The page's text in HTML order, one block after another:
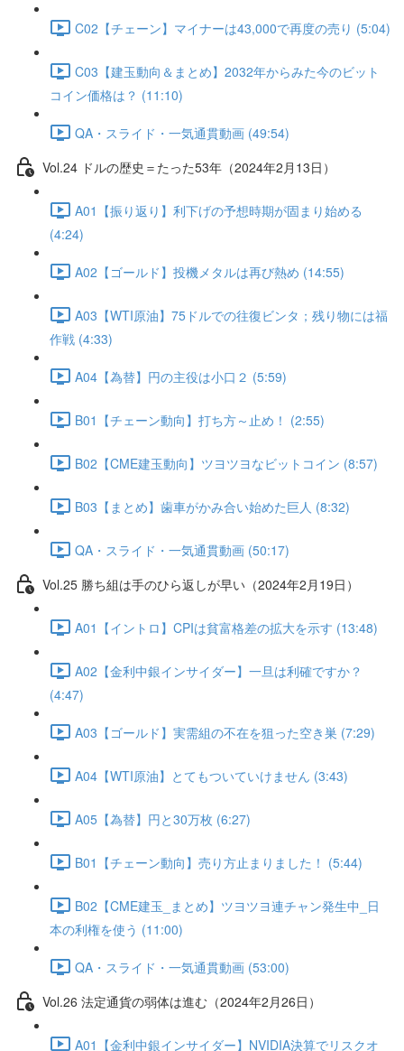
C02【チェーン】マイナーは43,000で再度の売り (5:04)
C03【建玉動向＆まとめ】2032年からみた今のビット
コイン価格は？ (11:10)
QA・スライド・一気通貫動画 (49:54)
Vol.24 ドルの歴史＝たった53年（2024年2月13日）
A01【振り返り】利下げの予想時期が固まり始める
(4:24)
A02【ゴールド】投機メタルは再び熱め (14:55)
A03【WTI原油】75ドルでの往復ビンタ；残り物には福
作戦 (4:33)
A04【為替】円の主役は小口２ (5:59)
B01【チェーン動向】打ち方～止め！ (2:55)
B02【CME建玉動向】ツヨツヨなビットコイン (8:57)
B03【まとめ】歯車がかみ合い始めた巨人 (8:32)
QA・スライド・一気通貫動画 (50:17)
Vol.25 勝ち組は手のひら返しが早い（2024年2月19日）
A01【イントロ】CPIは貧富格差の拡大を示す (13:48)
A02【金利中銀インサイダー】一旦は利確ですか？
(4:47)
A03【ゴールド】実需組の不在を狙った空き巣 (7:29)
A04【WTI原油】とてもついていけません (3:43)
A05【為替】円と30万枚 (6:27)
B01【チェーン動向】売り方止まりました！ (5:44)
B02【CME建玉_まとめ】ツヨツヨ連チャン発生中_日
本の利権を使う (11:00)
QA・スライド・一気通貫動画 (53:00)
Vol.26 法定通貨の弱体は進む（2024年2月26日）
A01【金利中銀インサイダー】NVIDIA決算でリスクオ